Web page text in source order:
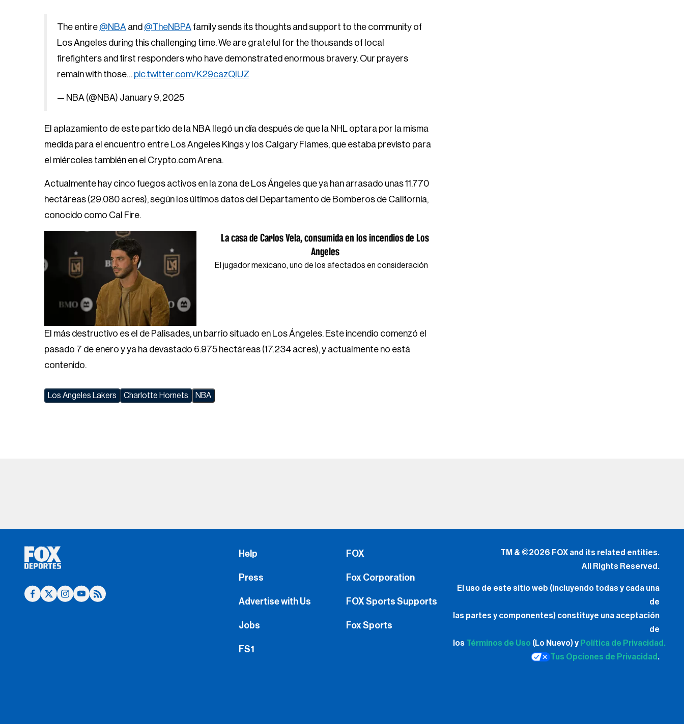
The entire @NBA and @TheNBPA family sends its thoughts and support to the community of
Los Angeles during this challenging time. We are grateful for the thousands of local
firefighters and first responders who have demonstrated enormous bravery. Our prayers
remain with those… pic.twitter.com/K29cazQIUZ
— NBA (@NBA) January 9, 2025
El aplazamiento de este partido de la NBA llegó un día después de que la NHL optara por la misma
medida para el encuentro entre Los Angeles Kings y los Calgary Flames, que estaba previsto para
el miércoles también en el Crypto.com Arena.
Actualmente hay cinco fuegos activos en la zona de Los Ángeles que ya han arrasado unas 11.770
hectáreas (29.080 acres), según los últimos datos del Departamento de Bomberos de California,
conocido como Cal Fire.
La casa de Carlos Vela, consumida en los incendios de Los
Angeles
El jugador mexicano, uno de los afectados en consideración
El más destructivo es el de Palisades, un barrio situado en Los Ángeles. Este incendio comenzó el
pasado 7 de enero y ya ha devastado 6.975 hectáreas (17.234 acres), y actualmente no está
contenido.
Los Angeles Lakers Charlotte Hornets NBA
Press
Advertise with Us
Jobs
FS1
Fox Corporation
FOX Sports Supports
Fox Sports
de
las partes y componentes) constituye una aceptación
Política de Privacidad.
Tus Opciones de Privacidad